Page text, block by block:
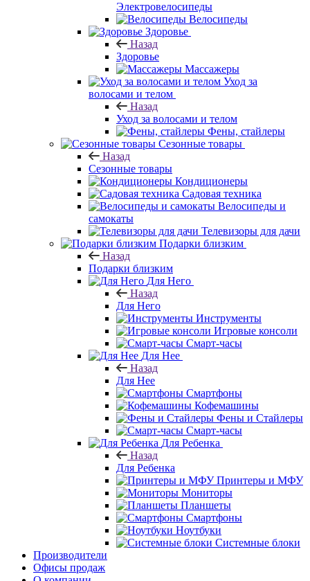
Электровелосипеды
Велосипеды
Здоровье
Назад
Здоровье
Массажеры
Уход за
волосами и телом
Назад
Уход за волосами и телом
Фены, стайлеры
Сезонные товары
Назад
Сезонные товары
Кондиционеры
Садовая техника
Велосипеды и
самокаты
Телевизоры для дачи
Подарки близким
Назад
Подарки близким
Для Него
Назад
Для Него
Инструменты
Игровые консоли
Смарт-часы
Для Нее
Назад
Для Нее
Смартфоны
Кофемашины
Фены и Стайлеры
Смарт-часы
Для Ребенка
Назад
Для Ребенка
Принтеры и МФУ
Мониторы
Планшеты
Смартфоны
Ноутбуки
Системные блоки
Производители
Офисы продаж